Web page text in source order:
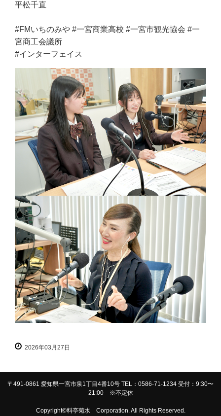
平松千直
#FMいちのみや #一宮商業高校 #一宮市観光協会 #一
宮商工会議所
#インターフェイス
2026年03月27日
〒491-0861 愛知県一宮市泉1丁目4番10号 TEL：0586-71-1234 受付：9:30〜
21:00 ※不定休
Copyright©料亭菊水 Corporation. All Rights Reserved.